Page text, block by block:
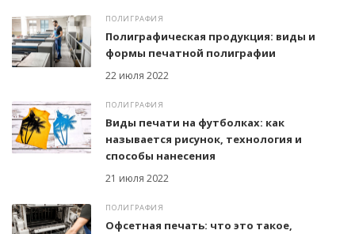
ПОЛИГРАФИЯ
22 июля 2022
Полиграфическая продукция: виды и
формы печатной полиграфии
ПОЛИГРАФИЯ
21 июля 2022
Виды печати на футболках: как
называется рисунок, технология и
способы нанесения
ПОЛИГРАФИЯ
Офсетная печать: что это такое,